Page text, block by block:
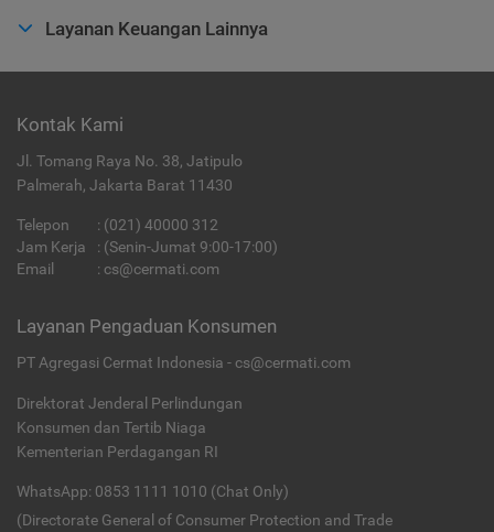
Layanan Keuangan Lainnya
Kontak Kami
Jl. Tomang Raya No. 38, Jatipulo
Palmerah, Jakarta Barat 11430
Telepon : (021) 40000 312
Jam Kerja
: (Senin-Jumat 9:00-17:00)
Email
: cs@cermati.com
Layanan Pengaduan Konsumen
PT Agregasi Cermat Indonesia - cs@cermati.com
Direktorat Jenderal Perlindungan
Konsumen dan Tertib Niaga
Kementerian Perdagangan RI
WhatsApp: 0853 1111 1010 (Chat Only)
(Directorate General of Consumer Protection and Trade